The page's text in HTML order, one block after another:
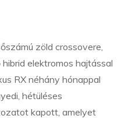
zöld crossovere,
elektromos hajtással
RX néhány hónappal
hétüléses
kapott, amelyet